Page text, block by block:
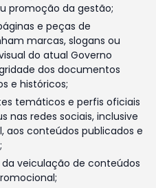
promoção da gestão;
e peças de
marcas, slogans ou
do atual Governo
dos documentos
e históricos;
temáticos e perfis oficiais
nas redes sociais, inclusive
aos conteúdos publicados e
veiculação de conteúdos